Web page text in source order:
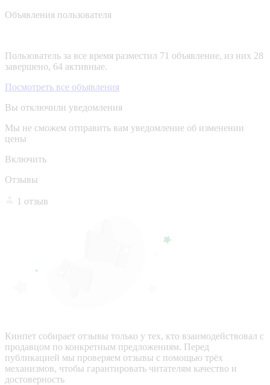
Объявления пользователя
Пользователь за все время разместил 71 объявление, из них 28
завершено, 64 активные.
Посмотреть все объявления
Вы отключили уведомления
Мы не сможем отправить вам уведомление об изменении
цены
Включить
Отзывы
1 отзыв
Кинпет собирает отзывы только у тех, кто взаимодействовал с
продавцом по конкретным предложениям. Перед
публикацией мы проверяем отзывы с помощью трёх
механизмов, чтобы гарантировать читателям качество и
достоверность